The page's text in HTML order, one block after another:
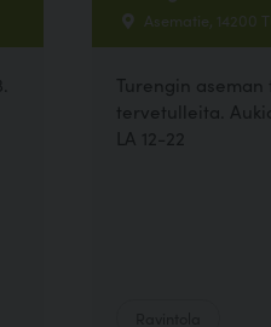
Asematie, 14200
Turengin
tervetulleita.
LA 12-22